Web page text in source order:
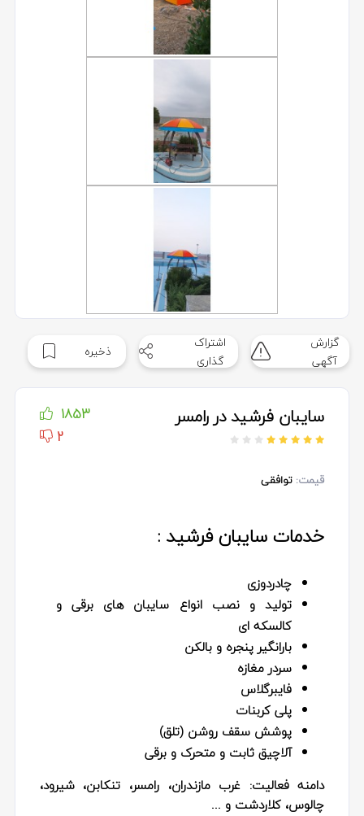
گزارش
آگهی
اشتراک
گذاری
ذخیره
سایبان فرشید در رامسر
1853
2
قیمت: توافقی
خدمات سایبان فرشید :
چادردوزی
تولید و نصب انواع سایبان های برقی و
کالسکه ای
بارانگیر پنجره و بالکن
سردر مغازه
فایبرگلاس
پلی کربنات
پوشش سقف روشن (تلق)
آلاچیق ثابت و متحرک و برقی
دامنه فعالیت: غرب مازندران، رامسر، تنکابن، شیرود،
چالوس، کلاردشت و ...